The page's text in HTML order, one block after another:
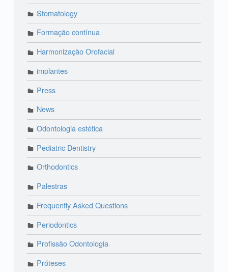
Stomatology
Formação contínua
Harmonização Orofacial
implantes
Press
News
Odontologia estética
Pediatric Dentistry
Orthodontics
Palestras
Frequently Asked Questions
Periodontics
Profissão Odontologia
Próteses